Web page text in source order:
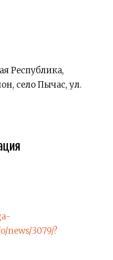
Республика,
село Пычас, ул.
news/3079/?